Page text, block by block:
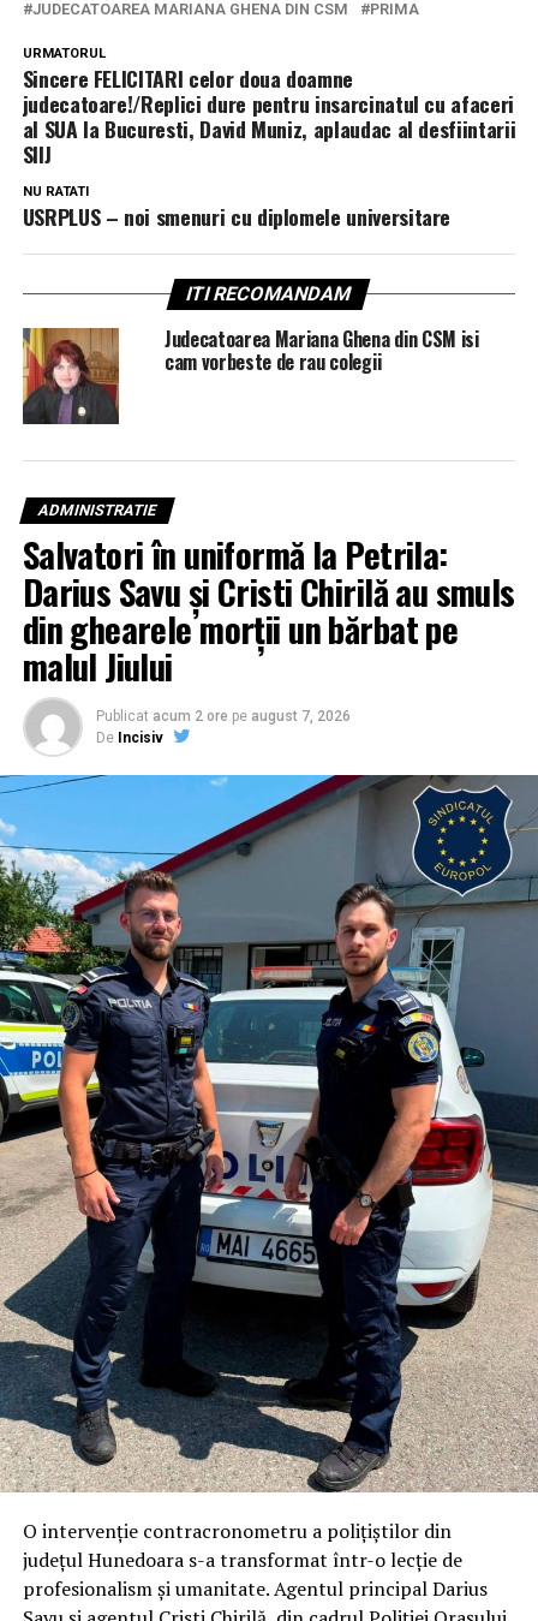
JUDECATOAREA MARIANA GHENA DIN CSM
PRIMA
URMATORUL
Sincere FELICITARI celor doua doamne
judecatoare!/Replici dure pentru insarcinatul cu afaceri
al SUA la Bucuresti, David Muniz, aplaudac al desfiintarii
SIIJ
NU RATATI
USRPLUS – noi smenuri cu diplomele universitare
ITI RECOMANDAM
Judecatoarea Mariana Ghena din CSM isi
cam vorbeste de rau colegii
ADMINISTRATIE
Salvatori în uniformă la Petrila:
Darius Savu și Cristi Chirilă au smuls
din ghearele morții un bărbat pe
malul Jiului
Publicat acum 2 ore pe august 7, 2026
De Incisiv
O intervenție contracronometru a polițiștilor din
județul Hunedoara s-a transformat într-o lecție de
profesionalism și umanitate. Agentul principal Darius